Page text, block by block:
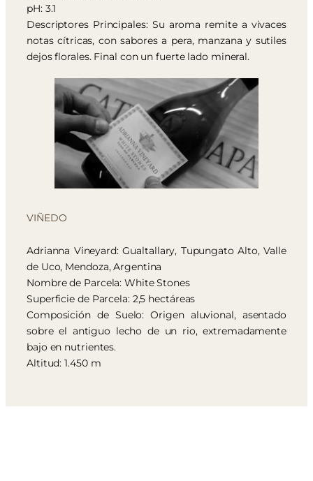
pH: 3.1
Descriptores Principales: Su aroma remite a vivaces
notas cítricas, con sabores a pera, manzana y sutiles
dejos florales. Final con un fuerte lado mineral.
VIÑEDO
Adrianna Vineyard: Gualtallary, Tupungato Alto, Valle
de Uco, Mendoza, Argentina
Nombre de Parcela: White Stones
Superficie de Parcela: 2,5 hectáreas
Composición de Suelo: Origen aluvional, asentado
sobre el antiguo lecho de un rio, extremadamente
bajo en nutrientes.
Altitud: 1.450 m